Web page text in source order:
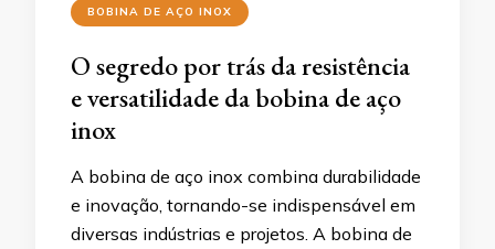
BOBINA DE AÇO INOX
O segredo por trás da resistência
e versatilidade da bobina de aço
inox
A bobina de aço inox combina durabilidade
e inovação, tornando-se indispensável em
diversas indústrias e projetos. A bobina de